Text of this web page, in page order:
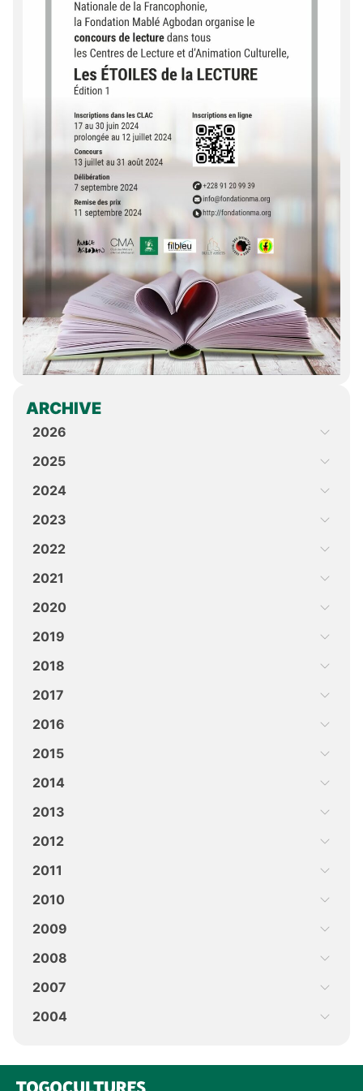
ARCHIVE
2026
2025
2024
2023
2022
2021
2020
2019
2018
2017
2016
2015
2014
2013
2012
2011
2010
2009
2008
2007
2004